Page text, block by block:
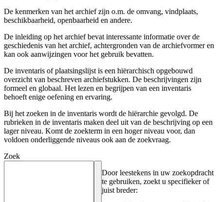
De kenmerken van het archief zijn o.m. de omvang, vindplaats,
beschikbaarheid, openbaarheid en andere.
De inleiding op het archief bevat interessante informatie over de
geschiedenis van het archief, achtergronden van de archiefvormer en
kan ook aanwijzingen voor het gebruik bevatten.
De inventaris of plaatsingslijst is een hiërarchisch opgebouwd
overzicht van beschreven archiefstukken. De beschrijvingen zijn
formeel en globaal. Het lezen en begrijpen van een inventaris
behoeft enige oefening en ervaring.
Bij het zoeken in de inventaris wordt de hiërarchie gevolgd. De
rubrieken in de inventaris maken deel uit van de beschrijving op een
lager niveau. Komt de zoekterm in een hoger niveau voor, dan
voldoen onderliggende niveaus ook aan de zoekvraag.
Zoek
Door leestekens in uw zoekopdracht
te gebruiken, zoekt u specifieker of
juist breder: